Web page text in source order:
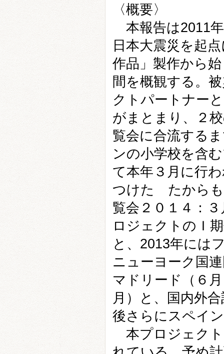
〈概要〉
本報告は2011
日本大震災を起
作品」製作から
間を概観する。
クトパートナー
がまとまり、２
覧会に合流する
ンの小学校を含
て本年３月に行
つけた たからも
覧会２０１４：
ロジェクトのＩ
と、2013年には
ニューヨーク国
マドリード（６
月）と、国内外
後さらにスペイ
本プロジェクト